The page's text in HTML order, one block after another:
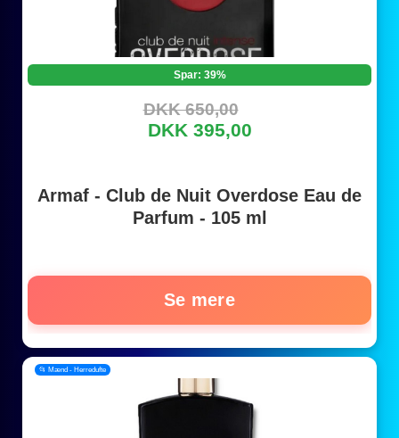
Spar: 39%
DKK 650,00
DKK 395,00
Armaf - Club de Nuit Overdose Eau de
Parfum - 105 ml
Se mere
📂 Mænd - Herredufte